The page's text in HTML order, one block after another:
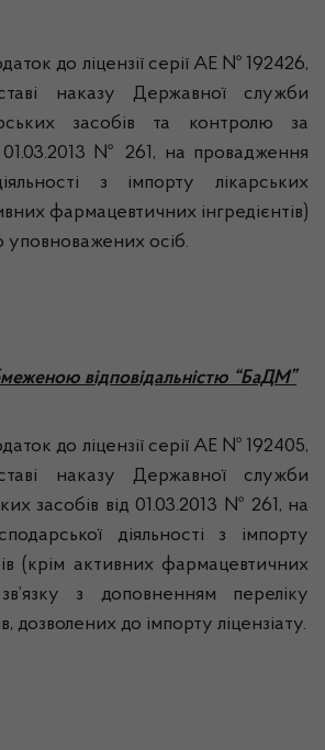
до ліцензії серії АЕ № 192426,
наказу Державної служби
засобів та контролю за
01.03.2013 № 261, на провадження
з імпорту лікарських
фармацевтичних інгредієнтів)
уповноважених осіб.
відповідальністю “БаДМ”
до ліцензії серії АЕ № 192405,
наказу Державної служби
засобів від 01.03.2013 № 261, на
діяльності з імпорту
(крім активних фармацевтичних
з доповненням переліку
дозволених до імпорту ліцензіату.